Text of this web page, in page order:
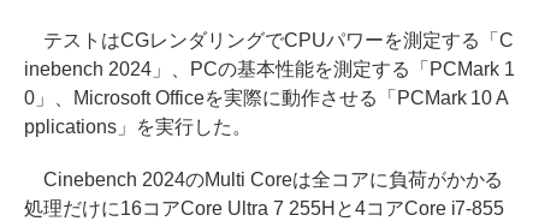
テストはCGレンダリングでCPUパワーを測定する「C
inebench 2024」、PCの基本性能を測定する「PCMark 1
0」、Microsoft Officeを実際に動作させる「PCMark 10 A
pplications」を実行した。
Cinebench 2024のMulti Coreは全コアに負荷がかかる
処理だけに16コアCore Ultra 7 255Hと4コアCore i7-855